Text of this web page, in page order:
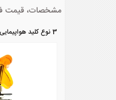
مشخصات، قیمت
3 نوع کلید هواپیمایی موجود می باشد